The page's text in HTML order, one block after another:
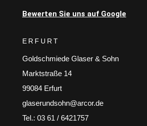
Bewerten Sie uns auf Google
ERFURT
Goldschmiede Glaser & Sohn
Marktstraße 14
99084 Erfurt
glaserundsohn@arcor.de
Tel.: 03 61 / 6421757